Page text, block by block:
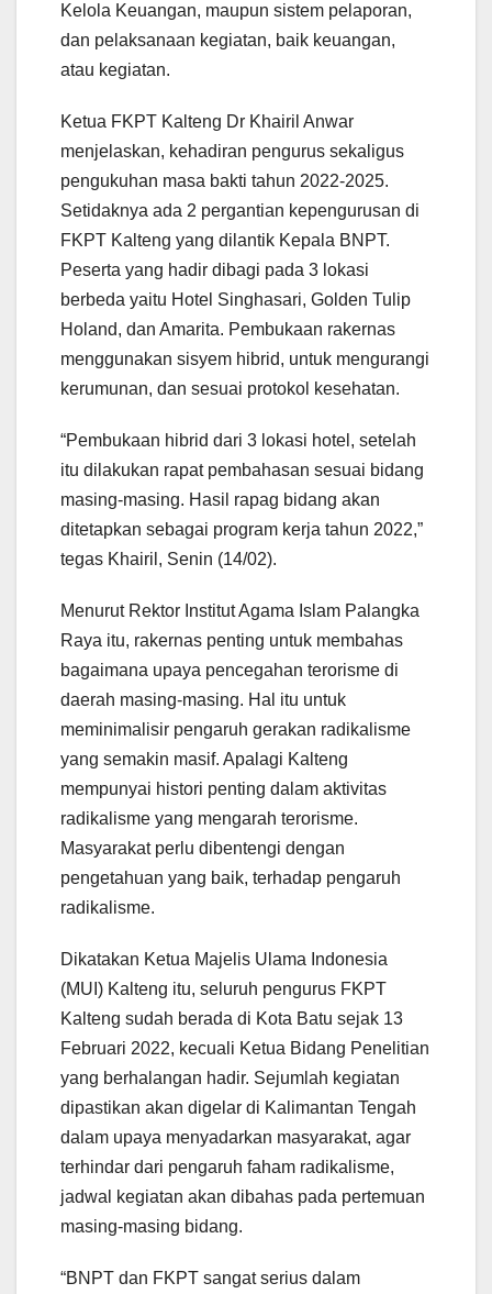
Kelola Keuangan, maupun sistem pelaporan,
dan pelaksanaan kegiatan, baik keuangan,
atau kegiatan.
Ketua FKPT Kalteng Dr Khairil Anwar
menjelaskan, kehadiran pengurus sekaligus
pengukuhan masa bakti tahun 2022-2025.
Setidaknya ada 2 pergantian kepengurusan di
FKPT Kalteng yang dilantik Kepala BNPT.
Peserta yang hadir dibagi pada 3 lokasi
berbeda yaitu Hotel Singhasari, Golden Tulip
Holand, dan Amarita. Pembukaan rakernas
menggunakan sisyem hibrid, untuk mengurangi
kerumunan, dan sesuai protokol kesehatan.
“Pembukaan hibrid dari 3 lokasi hotel, setelah
itu dilakukan rapat pembahasan sesuai bidang
masing-masing. Hasil rapag bidang akan
ditetapkan sebagai program kerja tahun 2022,”
tegas Khairil, Senin (14/02).
Menurut Rektor Institut Agama Islam Palangka
Raya itu, rakernas penting untuk membahas
bagaimana upaya pencegahan terorisme di
daerah masing-masing. Hal itu untuk
meminimalisir pengaruh gerakan radikalisme
yang semakin masif. Apalagi Kalteng
mempunyai histori penting dalam aktivitas
radikalisme yang mengarah terorisme.
Masyarakat perlu dibentengi dengan
pengetahuan yang baik, terhadap pengaruh
radikalisme.
Dikatakan Ketua Majelis Ulama Indonesia
(MUI) Kalteng itu, seluruh pengurus FKPT
Kalteng sudah berada di Kota Batu sejak 13
Februari 2022, kecuali Ketua Bidang Penelitian
yang berhalangan hadir. Sejumlah kegiatan
dipastikan akan digelar di Kalimantan Tengah
dalam upaya menyadarkan masyarakat, agar
terhindar dari pengaruh faham radikalisme,
jadwal kegiatan akan dibahas pada pertemuan
masing-masing bidang.
“BNPT dan FKPT sangat serius dalam